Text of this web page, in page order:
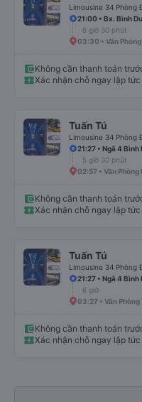
Limousine 34 Phòng
21:00 • Bx. Bình
6 giờ 30 phút
03:30 • Văn
Không cần thanh toán
Xác nhận chỗ ngay lập tức
Tuấn Tú
Limousine 34 Phòng
21:27 • Ngã 4 Bình
5 giờ 30 phút
02:57 • Văn Phòng
Không cần thanh toán
Xác nhận chỗ ngay lập tức
Tuấn Tú
Limousine 34 Phòng
21:27 • Ngã 4 Bình
6 giờ
03:27 • Văn
Không cần thanh toán
Xác nhận chỗ ngay lập tức